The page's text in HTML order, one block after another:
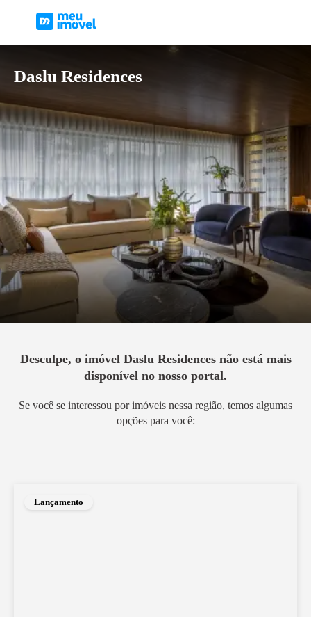
Daslu Residences
Desculpe, o imóvel Daslu Residencesnão está mais
disponível no nosso portal.
Se você se interessou por imóveis nessa região, temos algumas
opções para você:
Lançamento